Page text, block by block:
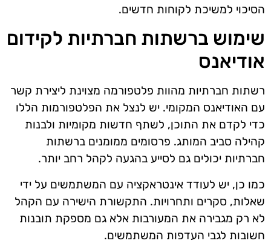
הסיכוי למשיכת לקוחות חדשים.
שימוש ברשתות חברתיות לקידום
אודיאנס
רשתות חברתיות מהוות פלטפורמה מצוינת ליצירת קשר
עם האודיאנס המקומי. יש לנצל את הפלטפורמות הללו
כדי לקדם את התוכן, לשתף חדשות מקומיות ולבנות
קהילה סביב המותג. פרסומים ממומנים ברשתות
חברתיות יכולים גם לסייע בהגעה לקהל רחב יותר.
כמו כן, יש לעודד אינטראקציה עם המשתמשים על ידי
שאלות, סקרים ותחרויות. התקשורת הישירה עם הקהל
לא רק מגבירה את המעורבות אלא גם מספקת תובנות
חשובות לגבי העדפות המשתמשים.